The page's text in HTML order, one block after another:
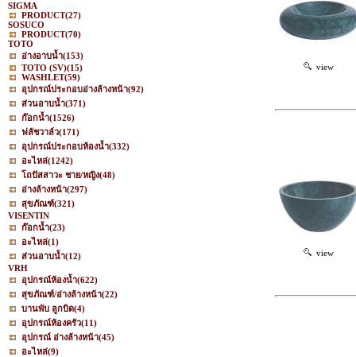
SIGMA
PRODUCT(27)
SOSUCO
PRODUCT(70)
TOTO
อ่างอาบน้ำ(153)
TOTO (SV)(15)
WASHLET(59)
อุปกรณ์ประกอบอ่างล้างหน้า(92)
ส่วนอาบน้ำ(371)
ก๊อกน้ำ(1526)
ฟลัชวาล์ว(171)
อุปกรณ์ประกอบห้องน้ำ(332)
อะไหล่(1242)
โถปัสสาวะ ชาย/หญิง(48)
อ่างล้างหน้า(297)
สุขภัณฑ์(321)
VISENTIN
ก๊อกน้ำ(23)
อะไหล่(1)
ส่วนอาบน้ำ(12)
VRH
อุปกรณ์ห้องน้ำ(622)
สุขภัณฑ์/อ่างล้างหน้า(22)
บานพับ ลูกบิด(4)
อุปกรณ์ห้องครัว(11)
อุปกรณ์ อ่างล้างหน้า(45)
อะไหล่(9)
view
view